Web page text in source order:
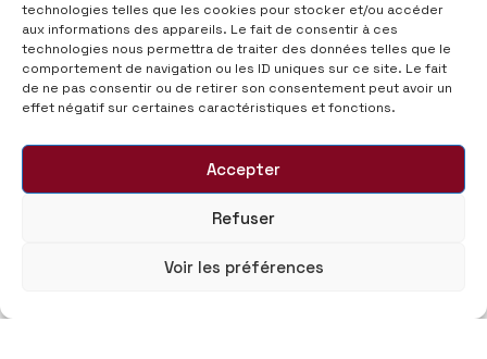
technologies telles que les cookies pour stocker et/ou accéder
aux informations des appareils. Le fait de consentir à ces
technologies nous permettra de traiter des données telles que le
comportement de navigation ou les ID uniques sur ce site. Le fait
de ne pas consentir ou de retirer son consentement peut avoir un
effet négatif sur certaines caractéristiques et fonctions.
Accepter
Refuser
Voir les préférences
© 2025 Morocco Automotive Engineering - EngiMA,